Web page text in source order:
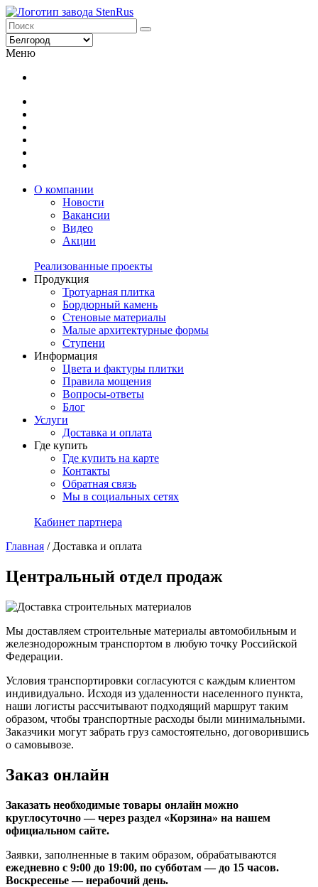
Меню
О компании
Новости
Вакансии
Видео
Акции
Реализованные проекты
Продукция
Тротуарная плитка
Бордюрный камень
Стеновые материалы
Малые архитектурные формы
Ступени
Информация
Цвета и фактуры плитки
Правила мощения
Вопросы-ответы
Блог
Услуги
Доставка и оплата
Где купить
Где купить на карте
Контакты
Обратная связь
Мы в социальных сетях
Кабинет партнера
Главная / Доставка и оплата
Центральный отдел продаж
Мы доставляем строительные материалы автомобильным и
железнодорожным транспортом в любую точку Российской
Федерации.
Условия транспортировки согласуются с каждым клиентом
индивидуально. Исходя из удаленности населенного пункта,
наши логисты рассчитывают подходящий маршрут таким
образом, чтобы транспортные расходы были минимальными.
Заказчики могут забрать груз самостоятельно, договорившись
о самовывозе.
Заказ онлайн
Заказать необходимые товары онлайн можно
круглосуточно — через раздел «Корзина» на нашем
официальном сайте.
Заявки, заполненные в таким образом, обрабатываются
ежедневно с 9:00 до 19:00, по субботам — до 15 часов.
Воскресенье — нерабочий день.